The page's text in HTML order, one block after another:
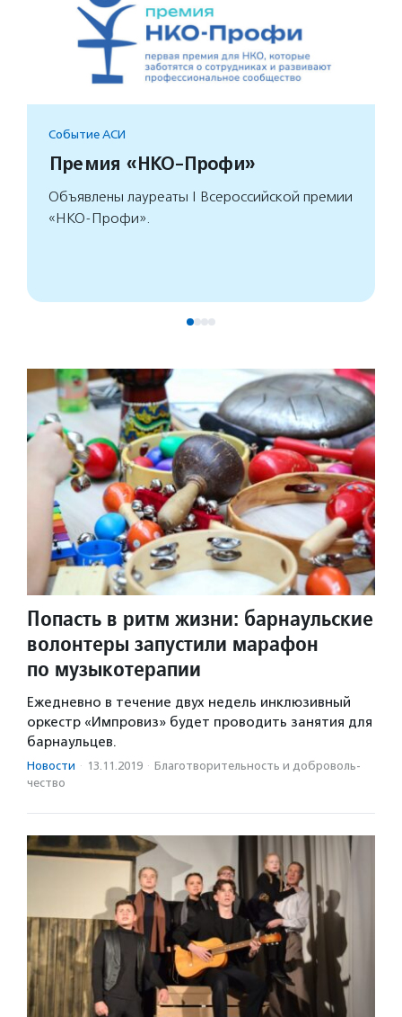
Событие АСИ
Премия «НКО-Профи»
Объявлены лауреаты I Всероссийской премии
«НКО-Профи».
Попасть в ритм жизни: барнаульские
волонтеры запустили марафон
по музыкотерапии
Ежедневно в течение двух недель инклюзивный
оркестр «Импровиз» будет проводить занятия для
барнаульцев.
Новости · 13.11.2019 · Благотвори­тель­ность и доброволь­
чест­во